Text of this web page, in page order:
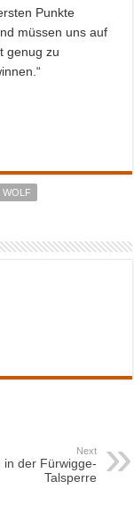
Punkte
müssen uns auf
genug zu
WOLF
Next
in der Fürwigge-
Talsperre